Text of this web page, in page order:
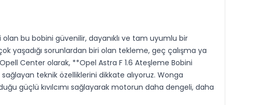
bu bobini güvenilir, dayanıklı ve tam uyumlu bir
yaşadığı sorunlardan biri olan tekleme, geç çalışma ya
Center olarak, **Opel Astra F 1.6 Ateşleme Bobini
teknik özelliklerini dikkate alıyoruz. Wonga
güçlü kıvılcımı sağlayarak motorun daha dengeli, daha